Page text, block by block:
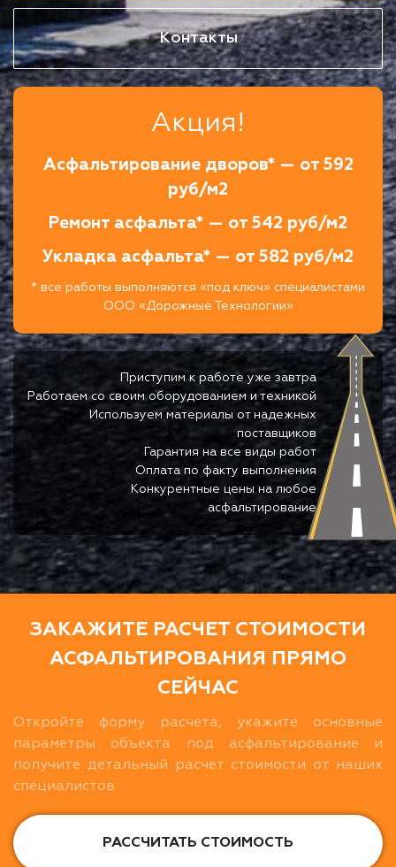
Контакты
Акция!
Асфальтирование дворов* — от 592
руб/м2
Ремонт асфальта* — от 542 руб/м2
Укладка асфальта* — от 582 руб/м2
* все работы выполняются «под ключ» специалистами
ООО «Дорожные Технологии»
Приступим к работе уже завтра
Работаем со своим оборудованием и техникой
Используем материалы от надежных
поставщиков
Гарантия на все виды работ
Оплата по факту выполнения
Конкурентные цены на любое
асфальтирование
ЗАКАЖИТЕ РАСЧЕТ СТОИМОСТИ
АСФАЛЬТИРОВАНИЯ ПРЯМО
СЕЙЧАС
Откройте форму расчета, укажите основные
параметры объекта под асфальтирование и
получите детальный расчет стоимости от наших
специалистов
РАССЧИТАТЬ СТОИМОСТЬ